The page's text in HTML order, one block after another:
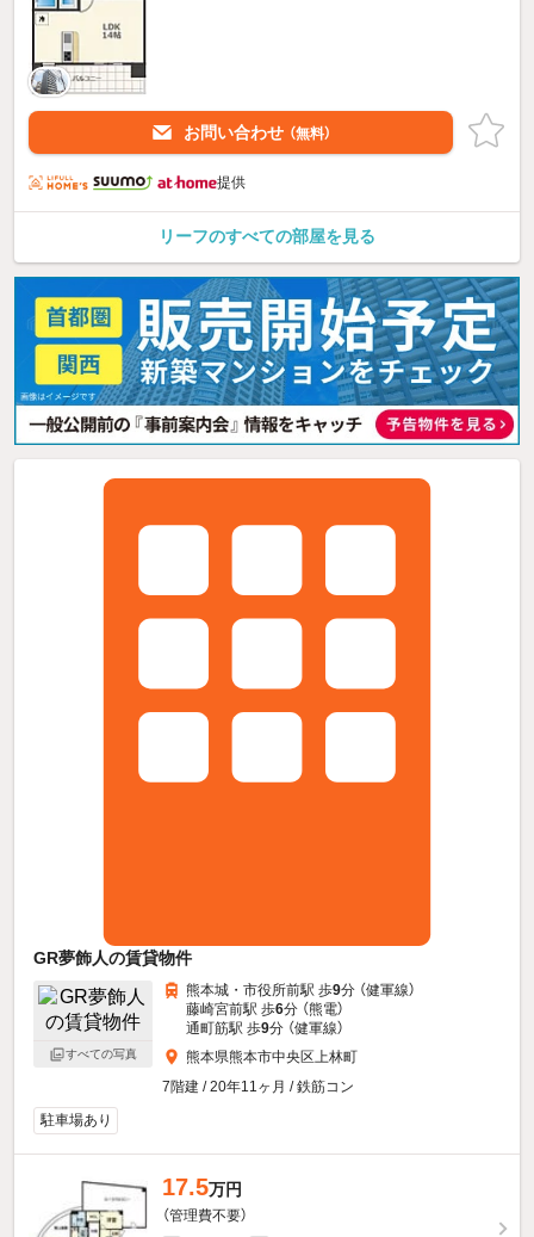
お問い合わせ （無料）
提供
リーフのすべての部屋を見る
GR夢飾人の賃貸物件
すべての写真
熊本城・市役所前駅 歩9分 （健軍線）
藤崎宮前駅 歩6分 （熊電）
通町筋駅 歩9分 （健軍線）
熊本県熊本市中央区上林町
7階建 / 20年11ヶ月 / 鉄筋コン
駐車場あり
17.5万円
（管理費不要）